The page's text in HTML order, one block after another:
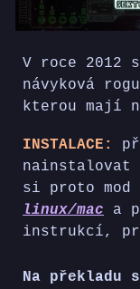
V roce 2012
návyková
kterou mají
INSTALACE: p
nainstalovat
si proto
linux/mac
a
instrukcí,
Na překladu